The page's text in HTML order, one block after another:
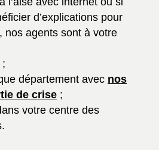
d’explications pour
nos agents sont à votre
département avec nos
de crise ;
votre centre des